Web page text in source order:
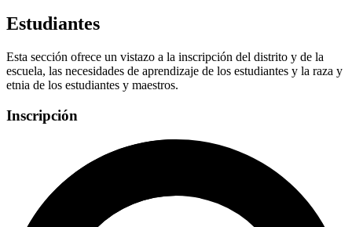
Estudiantes
Esta sección ofrece un vistazo a la inscripción del distrito y de la
escuela, las necesidades de aprendizaje de los estudiantes y la raza y
etnia de los estudiantes y maestros.
Inscripción